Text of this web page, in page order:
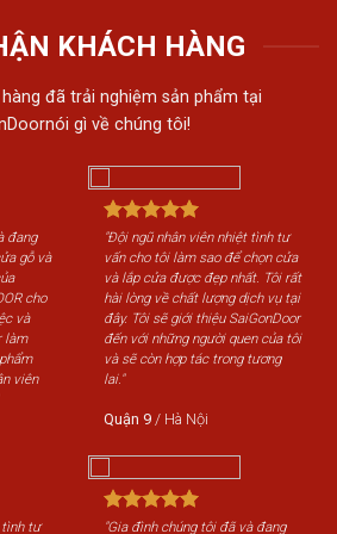
KHÁCH HÀNG
đã trải nghiệm sản phẩm tại
gì về chúng tôi!
tôi đã và đang
phẩm cửa gỗ và
các loại của
GÒN DOOR cho
làm việc và
làm
sản phẩm
lại rẻ, nhân viên
tận tình."
"Đội ngũ nhân viên nhiệt
vấn cho tôi làm sao để
và lắp cửa được đẹp nhất.
hài lòng về chất lượng dịch
đây. Tôi sẽ giới thiệu
đến với những người quen
và sẽ còn hợp tác trong
Quận 9
viên nhiệt tình tư
"Gia đình chúng tôi đã và